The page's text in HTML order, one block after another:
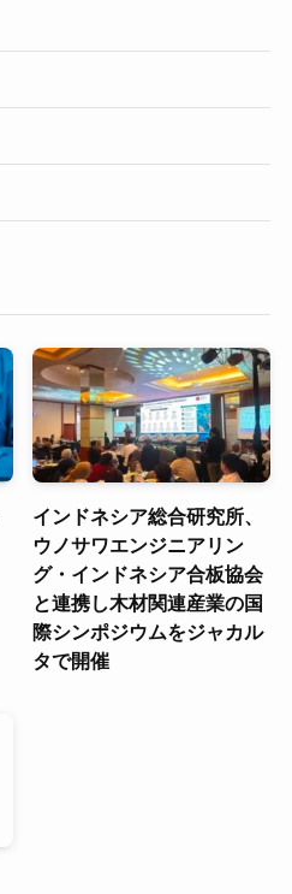
インドネシア総合研究所、
ウノサワエンジニアリン
グ・インドネシア合板協会
と連携し木材関連産業の国
際シンポジウムをジャカル
タで開催